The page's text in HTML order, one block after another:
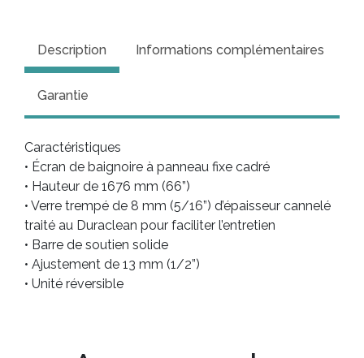
Description Informations complémentaires
Garantie
Caractéristiques
• Écran de baignoire à panneau fixe cadré
• Hauteur de 1676 mm (66”)
• Verre trempé de 8 mm (5/16”) d’épaisseur cannelé
traité au Duraclean pour faciliter l’entretien
• Barre de soutien solide
• Ajustement de 13 mm (1/2”)
• Unité réversible